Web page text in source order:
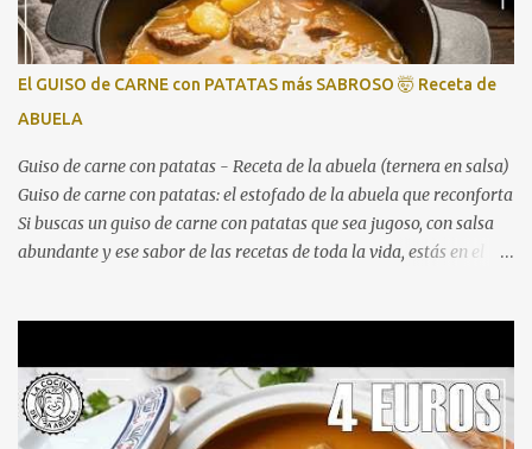
El GUISO de CARNE con PATATAS más SABROSO 🤯 Receta de
ABUELA
Guiso de carne con patatas - Receta de la abuela (ternera en salsa)
Guiso de carne con patatas: el estofado de la abuela que reconforta
Si buscas un guiso de carne con patatas que sea jugoso, con salsa
abundante y ese sabor de las recetas de toda la vida, estás en el
preparar con antelación y disfrutar después. La combinación de
una carne bien dorada, un sofrito pausado y una cocción lenta en
salsa da como resultado un plato que pide cuchara y repetir.